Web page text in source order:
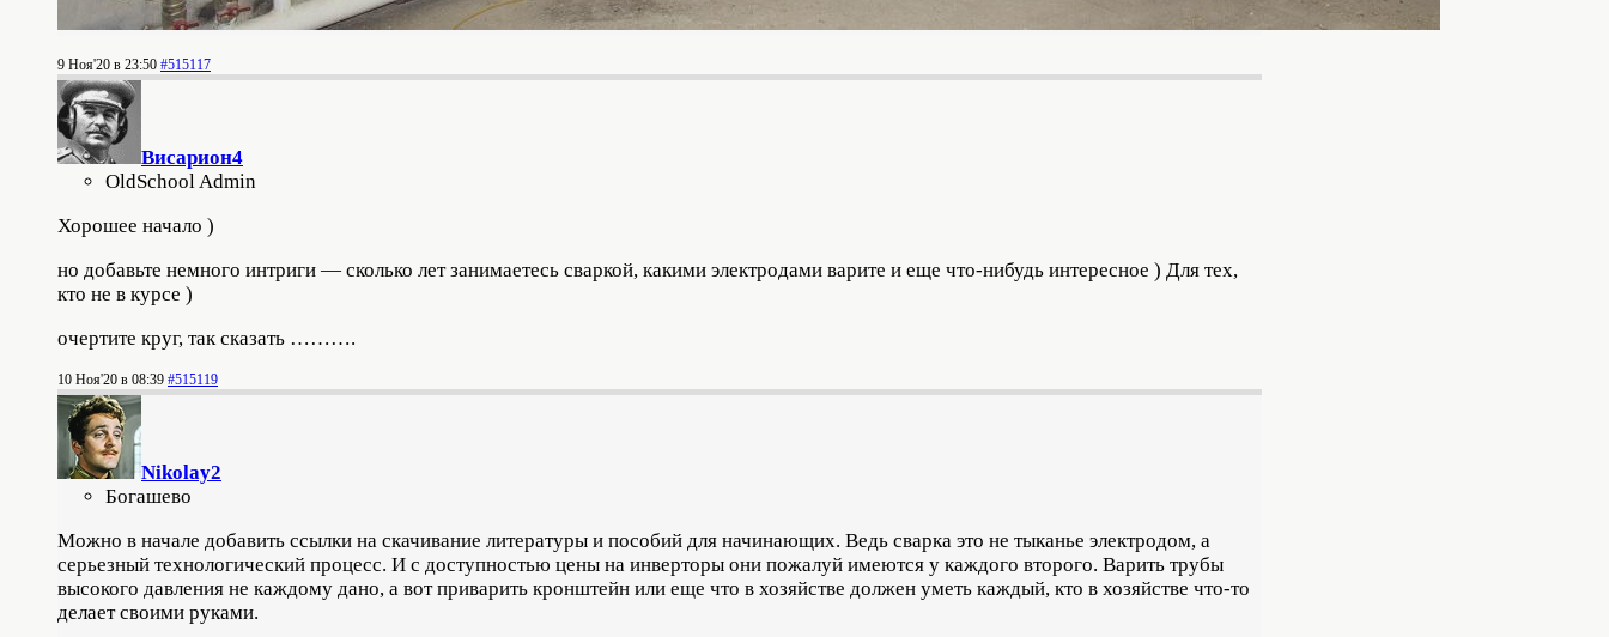
9 Ноя'20 в 23:50 #515117
Висариoн4
OldSchool Admin
Хорошее начало )
но добавьте немного интриги — сколько лет занимаетесь сваркой, какими электродами варите и еще что-нибудь интересное ) Для тех,
кто не в курсе )
очертите круг, так сказать ……….
10 Ноя'20 в 08:39 #515119
Nikolay2
Богашево
Можно в начале добавить ссылки на скачивание литературы и пособий для начинающих. Ведь сварка это не тыканье электродом, а
серьезный технологический процесс. И с доступностью цены на инверторы они пожалуй имеются у каждого второго. Варить трубы
высокого давления не каждому дано, а вот приварить кронштейн или еще что в хозяйстве должен уметь каждый, кто в хозяйстве что-то
делает своими руками.